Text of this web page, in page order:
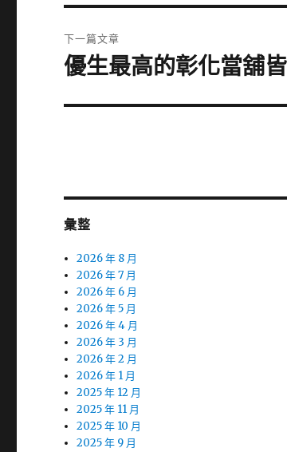
篇
文
章:
下一篇文章
下
篇
優生最高的彰化當舖
彙整
2026 年 8 月
2026 年 7 月
2026 年 6 月
2026 年 5 月
2026 年 4 月
2026 年 3 月
2026 年 2 月
2026 年 1 月
2025 年 12 月
2025 年 11 月
2025 年 10 月
2025 年 9 月